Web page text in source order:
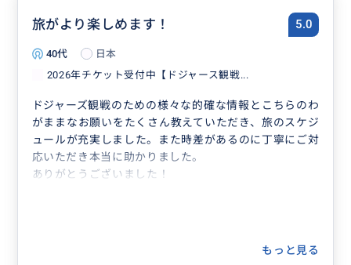
おすすめ
旅がより楽しめます！ 5.0
40代
日本
2026年チケット受付中【ドジャース観戦...
ドジャーズ観戦のための様々な的確な情報とこちらのわ
がままなお願いをたくさん教えていただき、旅のスケジ
ュールが充実しました。また時差があるのに丁寧にご対
応いただき本当に助かりました。
ありがとうございました！
もっと見る